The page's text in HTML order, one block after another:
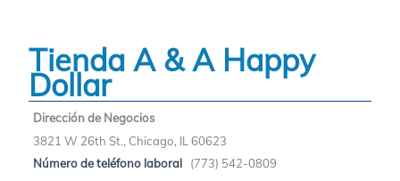
Tienda A & A Happy
Dollar
Dirección de Negocios
3821 W 26th St., Chicago, IL 60623
Número de teléfono laboral
(773) 542-0809